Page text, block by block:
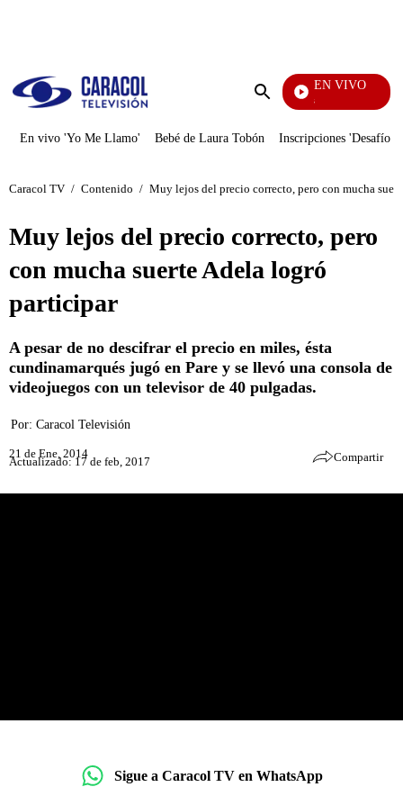
Enviar
EN VIVO
También Caerás
En vivo 'Yo Me Llamo' Bebé de Laura Tobón Inscripciones 'Desafío'
Caracol TV / Contenido / Muy lejos del precio correcto, pero con mucha
Muy lejos del precio correcto, pero
con mucha suerte Adela logró
participar
A pesar de no descifrar el precio en miles, ésta
cundinamarqués jugó en Pare y se llevó una consola de
videojuegos con un televisor de 40 pulgadas.
Por: Caracol Televisión
21 de Ene, 2014
Actualizado: 17 de feb, 2017 Compartir
Sigue a Caracol TV en WhatsApp